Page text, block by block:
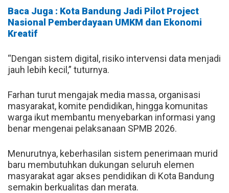
Baca Juga : Kota Bandung Jadi Pilot Project
Nasional Pemberdayaan UMKM dan Ekonomi
Kreatif
“Dengan sistem digital, risiko intervensi data menjadi
jauh lebih kecil,” tuturnya.
Farhan turut mengajak media massa, organisasi
masyarakat, komite pendidikan, hingga komunitas
warga ikut membantu menyebarkan informasi yang
benar mengenai pelaksanaan SPMB 2026.
Menurutnya, keberhasilan sistem penerimaan murid
baru membutuhkan dukungan seluruh elemen
masyarakat agar akses pendidikan di Kota Bandung
semakin berkualitas dan merata.